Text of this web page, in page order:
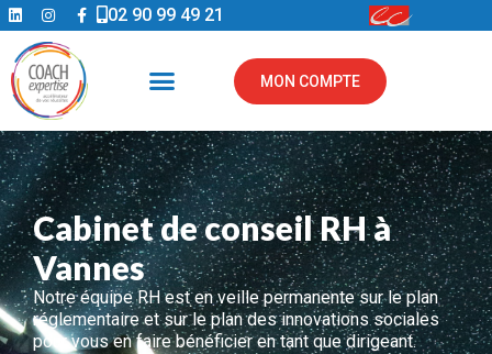
02 90 99 49 21
MON COMPTE
Cabinet de conseil RH à
Vannes
Notre équipe RH est en veille permanente sur le plan
réglementaire et sur le plan des innovations sociales
pour vous en faire bénéficier en tant que dirigeant.